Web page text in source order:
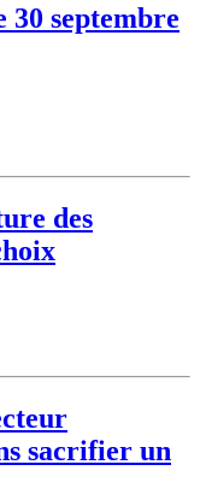
septembre
des
sacrifier un